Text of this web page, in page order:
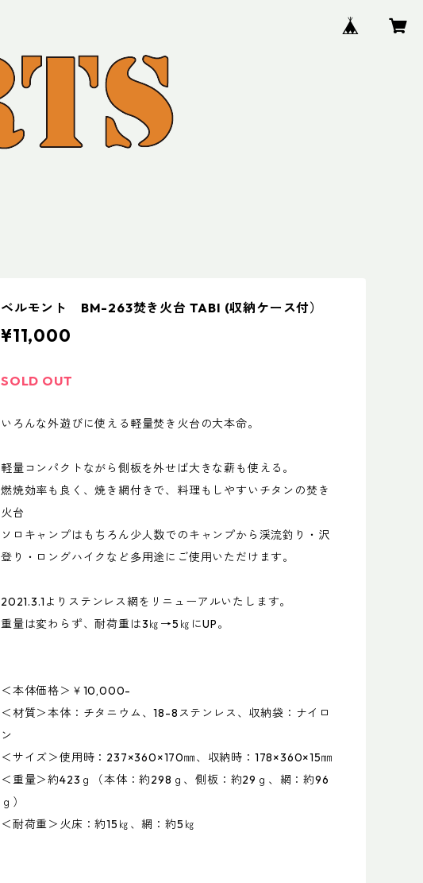
ベルモント BM-263焚き火台 TABI (収納ケース付）
¥11,000
SOLD OUT
いろんな外遊びに使える軽量焚き火台の大本命。
軽量コンパクトながら側板を外せば大きな薪も使える。
燃焼効率も良く、焼き網付きで、料理もしやすいチタンの焚き
火台
ソロキャンプはもちろん少人数でのキャンプから渓流釣り・沢
登り・ロングハイクなど多用途にご使用いただけます。
2021.3.1よりステンレス網をリニューアルいたします。
重量は変わらず、耐荷重は3㎏→5㎏にUP。
＜本体価格＞￥10,000-
＜材質＞本体：チタニウム、18-8ステンレス、収納袋：ナイロ
ン
＜サイズ＞使用時：237×360×170㎜、収納時：178×360×15㎜
＜重量＞約423ｇ（本体：約298ｇ、側板：約29ｇ、網：約96
ｇ）
＜耐荷重＞火床：約15㎏、網：約5㎏